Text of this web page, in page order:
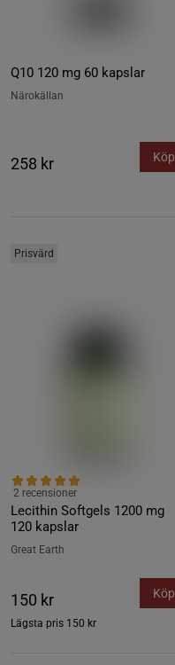
Q10 120 mg 60 kapslar
Närokällan
258 kr Köp
Prisvärd
Lecithin Softgels 1200 mg
120 kapslar
2 recensioner
Great Earth
150 kr
Lägsta pris 150 kr
Köp